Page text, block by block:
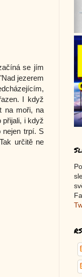
se jím
jezerem
I když
na moři, na
přijali, i když
nejen trpí. S
určitě ne